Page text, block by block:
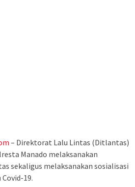
– Direktorat Lalu Lintas (Ditlantas)
Manado melaksanakan
sekaligus melaksanakan sosialisasi
19.